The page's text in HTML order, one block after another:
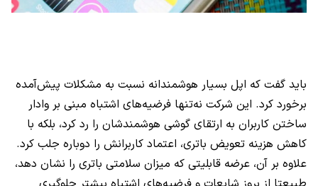
باید گفت که اپل بسیار هوشمندانه نسبت به مشکلات پیش‌آمده
برخورد کرد. این شرکت نه‌تنها فرضیه‌های اشتباه مبنی بر وادار
ساختن کاربران به ارتقای گوشی هوشمندشان را رد کرد، بلکه با
کاهش هزینه تعویض باتری، اعتماد کاربرانش را دوباره جلب کرد.
علاوه بر آن، عرضه قابلیتی که میزان سلامتی باتری را نشان دهد،